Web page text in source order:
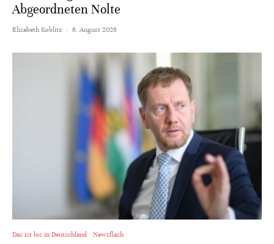
Abgeordneten Nolte
Elisabeth Koblitz · 6. August 2026
Das ist los in Deutschland Newsflash